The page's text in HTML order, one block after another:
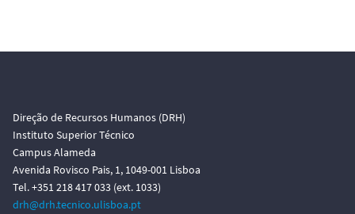
Direção de Recursos Humanos (DRH)
Instituto Superior Técnico
Campus Alameda
Avenida Rovisco Pais, 1, 1049-001 Lisboa
Tel. +351 218 417 033 (ext. 1033)
drh@drh.tecnico.ulisboa.pt